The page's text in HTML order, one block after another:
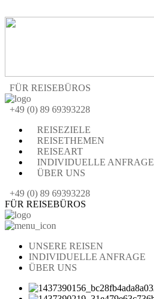
FÜR REISEBÜROS
+49 (0) 89 69393228
REISEZIELE
REISETHEMEN
REISEART
INDIVIDUELLE ANFRAGE
ÜBER UNS
+49 (0) 89 69393228
FÜR REISEBÜROS
UNSERE REISEN
INDIVIDUELLE ANFRAGE
ÜBER UNS